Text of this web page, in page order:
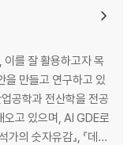
를 잘 활용하고자 목
을 만들고 연구하고 있
공학과 전산학을 전공
오고 있으며, AI GDE로
의 숫자유감』, 『데이